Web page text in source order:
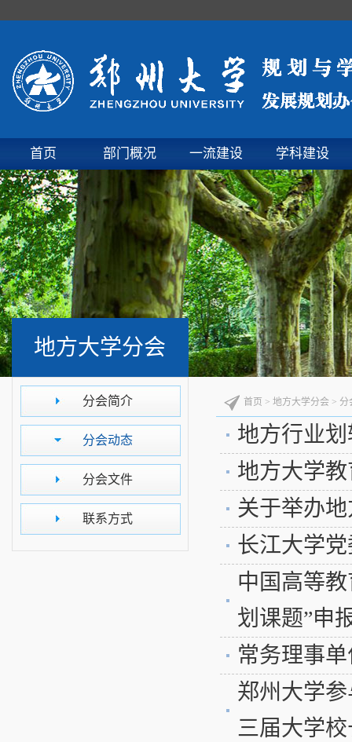
首页 部门概况 一流建设 学科建设
地方大学分会
分会简介
分会动态
分会文件
联系方式
首页 > 地方大学分会 > 分
地方行业
地方大学
关于举办
长江大学
中国高等
划课题”申
常务理事
郑州大学
三届大学